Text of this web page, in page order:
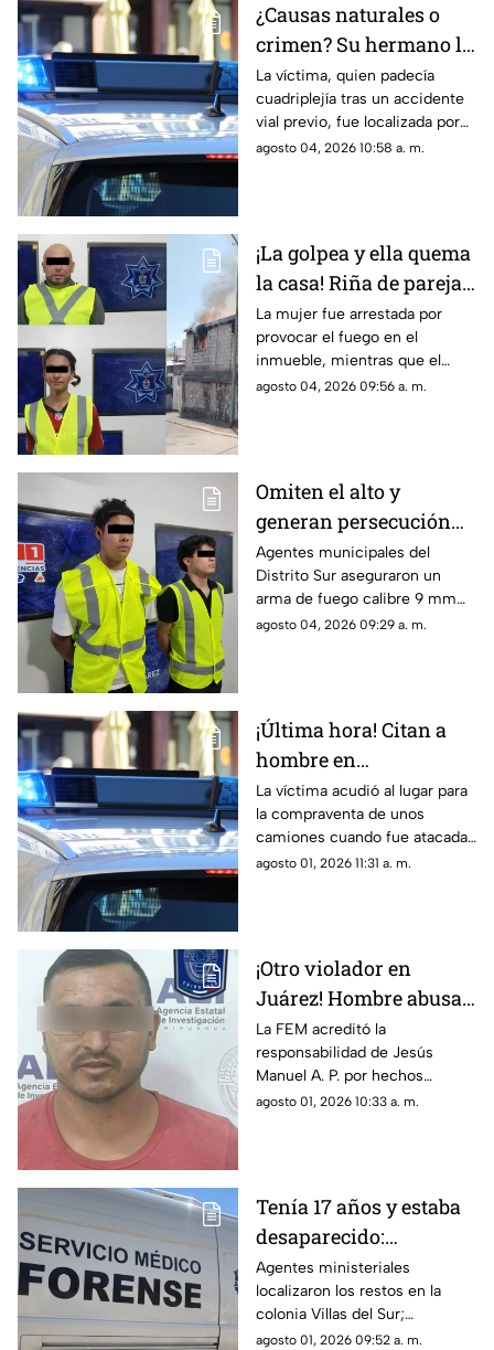
¿Causas naturales o
crimen? Su hermano la
encuentra MUERTA,
pero la postura de su
cuerpo desata
sospechas
La víctima, quien padecía
cuadriplejía tras un accidente
vial previo, fue localizada por
su hermano; las autoridades
agosto 04, 2026 10:58 a. m.
¡La golpea y ella quema
la casa! Riña de pareja
termina en incendio
total de vivienda en
Ciudad Juárez
La mujer fue arrestada por
provocar el fuego en el
inmueble, mientras que el
hombre fue detenido por
agosto 04, 2026 09:56 a. m.
Omiten el alto y
generan persecución
en Ciudad Juárez; tres
son menores de edad
Agentes municipales del
Distrito Sur aseguraron un
arma de fuego calibre 9 mm
luego de frenar la huida de un
agosto 04, 2026 09:29 a. m.
¡Última hora! Citan a
hombre en
supermercado de
bulevar Zaragoza y lo
acribillan este sábado
La víctima acudió al lugar para
la compraventa de unos
camiones cuando fue atacada
a corta distancia por dos
agosto 01, 2026 11:31 a. m.
¡Otro violador en
Juárez! Hombre abusa
sexualmente de una
menor en la
Revolución Mexicana
La FEM acreditó la
responsabilidad de Jesús
Manuel A. P. por hechos
ocurridos en 2020; purgará su
agosto 01, 2026 10:33 a. m.
Tenía 17 años y estaba
desaparecido:
Localizan cuerpo
enterrado en tapias de
Villas del Sur
Agentes ministeriales
localizaron los restos en la
colonia Villas del Sur;
investigan si la víctima es un
agosto 01, 2026 09:52 a. m.